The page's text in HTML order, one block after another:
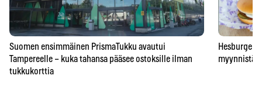
Suomen ensimmäinen PrismaTukku avautui
Tampereelle – kuka tahansa pääsee ostoksille ilman
tukkukorttia
myynnistä